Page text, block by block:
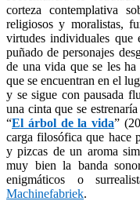
corteza contemplativa
religiosos y moralistas,
virtudes individuales que
puñado de personajes
de una vida que se les
que se encuentran en el
y se sigue con pausada
una cinta que se
“El árbol de la vida”
carga filosófica que hace
y pizcas de un aroma
muy bien la banda
enigmáticos o
Machinefabriek.